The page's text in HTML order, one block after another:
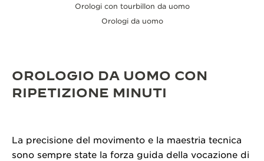
Orologi con tourbillon da uomo
Orologi da uomo
OROLOGIO DA UOMO CON
RIPETIZIONE MINUTI
La precisione del movimento e la maestria tecnica
sono sempre state la forza guida della vocazione di